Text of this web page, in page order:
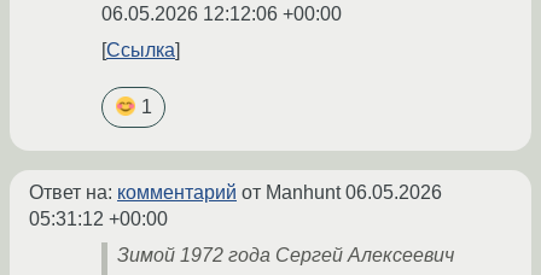
06.05.2026 12:12:06 +00:00
Ссылка
1
Ответ на: комментарий от Manhunt06.05.2026
05:31:12 +00:00
Зимой 1972 года Сергей Алексеевич